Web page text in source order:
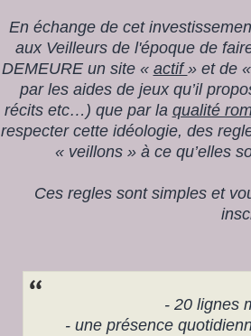
En échange de cet
aux Veilleurs de l'époque de
DEMEURE un site « actif» et de
par les aides de jeux qu’il
récits etc…) que par la qualité
respecter cette idéologie, des
« veillons » à ce qu’elles
Ces regles sont simples et
- 20 lignes
- une présence